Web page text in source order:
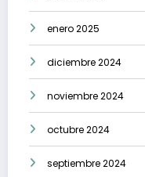
enero 2025
diciembre 2024
noviembre 2024
octubre 2024
septiembre 2024